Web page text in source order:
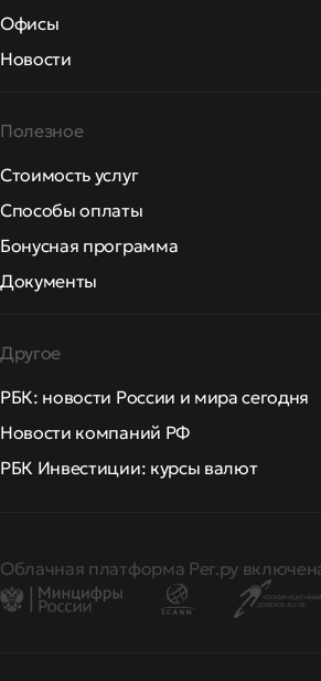
Офисы
Новости
Полезное
Стоимость услуг
Способы оплаты
Бонусная программа
Документы
Другое
РБК: новости России и мира сегодня
Новости компаний РФ
РБК Инвестиции: курсы валют
Облачная платформа Рег.ру